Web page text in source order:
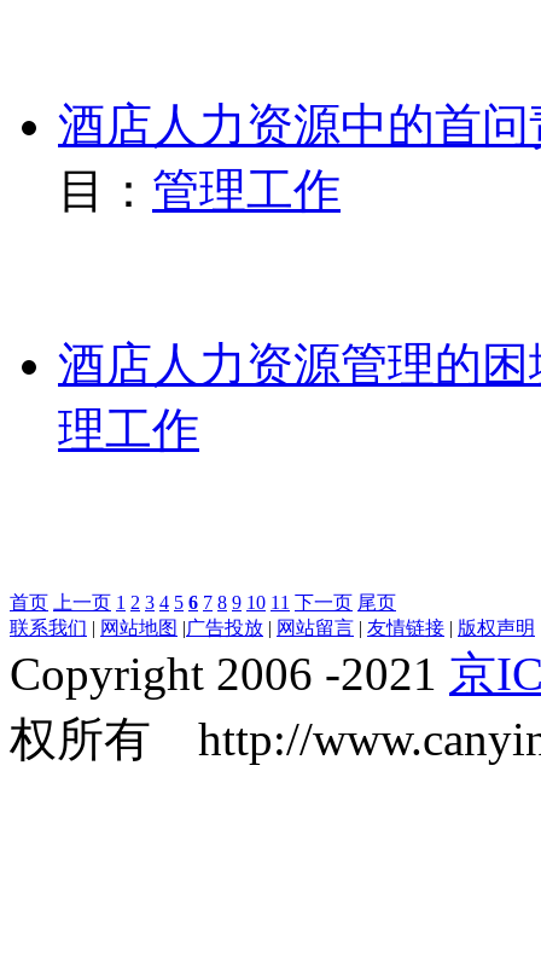
酒店人力资源中的首
目： 管理工作
酒店人力资源管理的困
理工作
首页 上一页 1 2 3 4 5 6 7 8 9 10 11 下一页 尾页
联系我们 | 网站地图 |广告投放 | 网站留言 | 友情链接 | 版权声明
Copyright 2006 -2021 京
权所有 http://